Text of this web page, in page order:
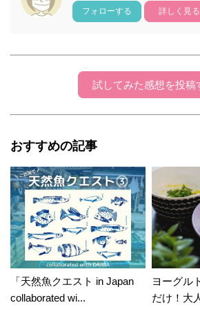
フォローする 詳しく見る
試してみた感想を投稿
おすすめの記事
「天然魚クエスト in Japan
collaborated wi...
ヨーグル
だけ！大